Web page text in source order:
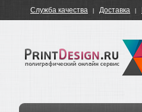
Служба качества Доставка